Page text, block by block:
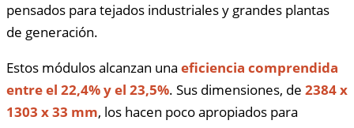
pensados para tejados industriales y grandes plantas
de generación.
Estos módulos alcanzan una eficiencia comprendida
entre el 22,4% y el 23,5%. Sus dimensiones, de 2384 x
1303 x 33 mm, los hacen poco apropiados para